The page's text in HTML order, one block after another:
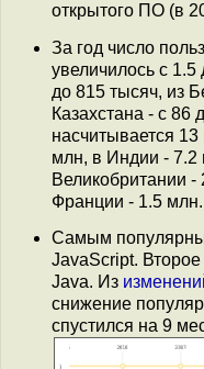
открытого ПО (в
За год число
увеличилось с
до 815 тысяч, из
Казахстана - с
насчитывается
млн, в Индии - 7.2
Великобритании
Франции - 1.5 млн.
Самым
JavaScript. Второе
Java. Из
снижение
спустился на 9